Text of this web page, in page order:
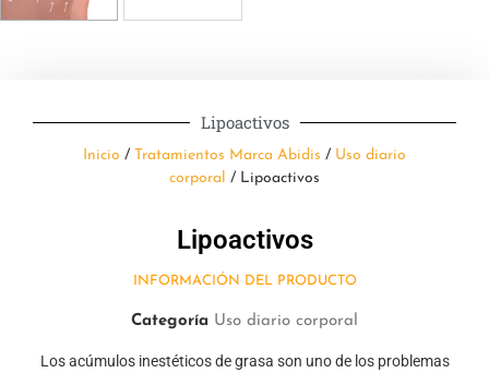
Lipoactivos
Inicio / Tratamientos Marca Abidis / Uso diario
corporal / Lipoactivos
Lipoactivos
INFORMACIÓN DEL PRODUCTO
Categoría Uso diario corporal
Los acúmulos inestéticos de grasa son uno de los problemas